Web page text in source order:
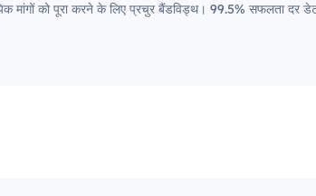
मांगों को पूरा करने के लिए प्रचुर बैंडविड्थ। 99.5% सफलता दर डेटा